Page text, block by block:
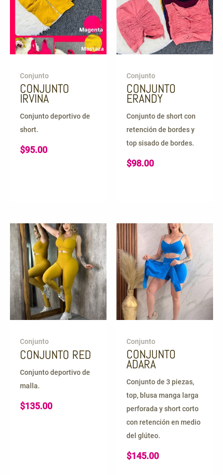
Conjunto
CONJUNTO
IRVINA
Conjunto deportivo de
short.
$95.00
Conjunto
CONJUNTO
ERANDY
Conjunto de short con
retención de bordes y
top sisado de bordes.
$98.00
Conjunto
CONJUNTO RED
Conjunto deportivo de
malla.
$135.00
Conjunto
CONJUNTO
ADARA
Conjunto de 3 piezas,
top, blusa manga larga
perforada y short corto
con retención en medio
del glúteo.
$145.00